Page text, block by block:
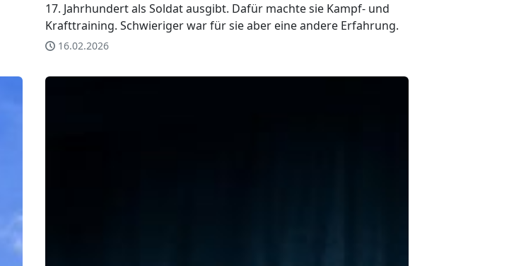
17. Jahrhundert als Soldat ausgibt. Dafür machte sie Kampf- und
Krafttraining. Schwieriger war für sie aber eine andere Erfahrung.
16.02.2026